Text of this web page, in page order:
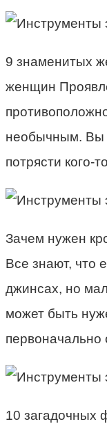
9 знаменитых
женщин
необычным. Вы
потрясти кого-
Зачем нужен
Все знают, что
джинсах, но
может быть
10 загадочных